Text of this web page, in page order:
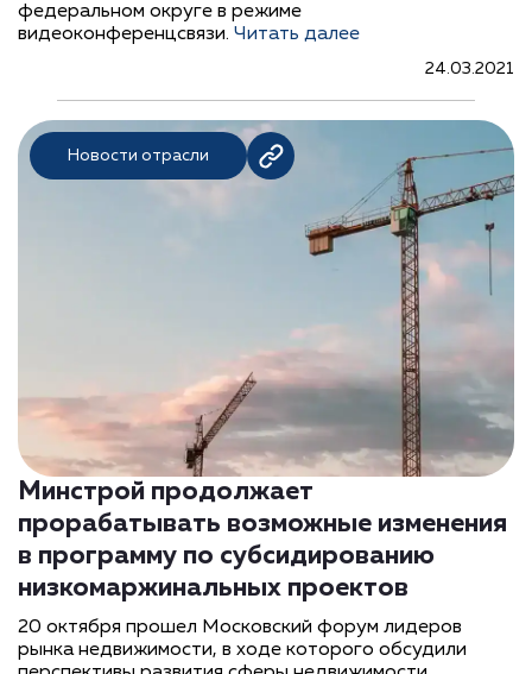
федеральном округе в режиме
видеоконференцсвязи. Читать далее
24.03.2021
Новости отрасли
Минстрой продолжает
прорабатывать возможные изменения
в программу по субсидированию
низкомаржинальных проектов
20 октября прошел Московский форум лидеров
рынка недвижимости, в ходе которого обсудили